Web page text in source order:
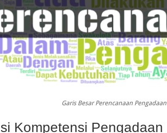
Garis Besar Perencanaan Pengadaan
Kompetensi